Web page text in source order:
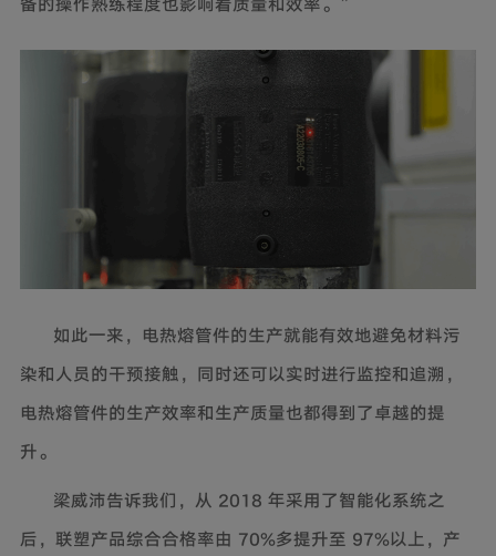
如此一来，电热熔管件的生产就能有效地避免材料污
染和人员的干预接触，同时还可以实时进行监控和追溯，
电热熔管件的生产效率和生产质量也都得到了卓越的提
升。
梁威沛告诉我们，从 2018 年采用了智能化系统之
后，联塑产品综合合格率由 70%多提升至 97%以上，产